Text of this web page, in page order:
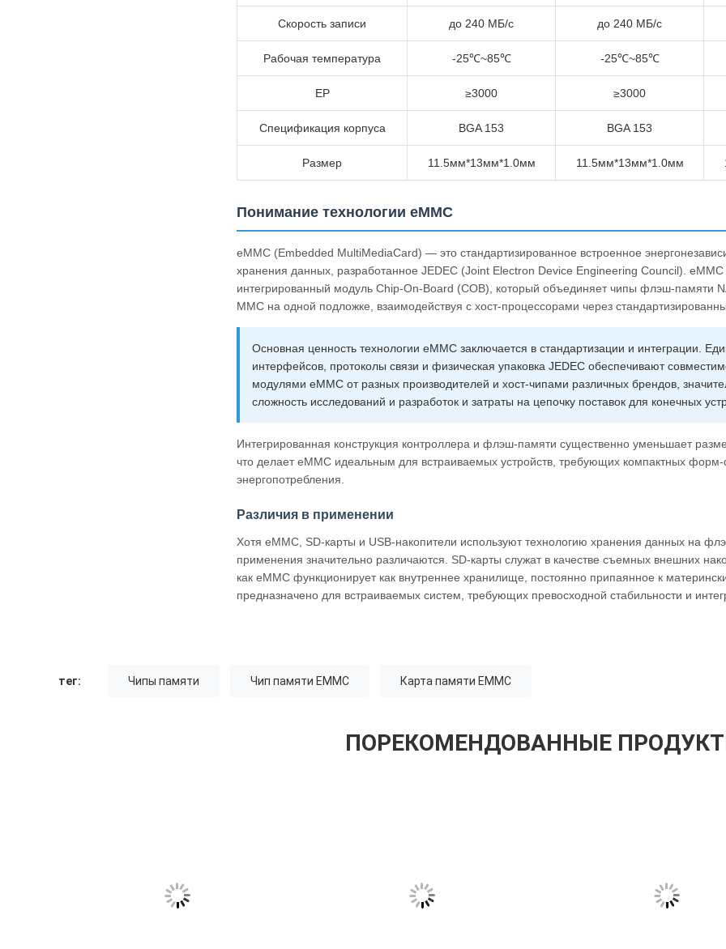
Скорость записи до 240 МБ/с до 240 МБ/с
Рабочая температура -25℃~85℃ -25℃~85℃
EP ≥3000 ≥3000
Спецификация корпуса BGA 153 BGA 153
Размер 11.5мм*13мм*1.0мм 11.5мм*13мм*1.0мм
Понимание технологии eMMC
eMMC (Embedded MultiMediaCard) — это стандартизированное встроенное
хранения данных, разработанное JEDEC (Joint Electron Device Engineering Council). eMMC
интегрированный модуль Chip-On-Board (COB), который объединяет чипы флэш-памяти
MMC на одной подложке, взаимодействуя с хост-процессорами через
Основная ценность технологии eMMC заключается в стандартизации и интеграции.
интерфейсов, протоколы связи и физическая упаковка JEDEC обеспечивают
модулями eMMC от разных производителей и хост-чипами различных брендов,
сложность исследований и разработок и затраты на цепочку поставок для конечных
Интегрированная конструкция контроллера и флэш-памяти существенно уменьшает
что делает eMMC идеальным для встраиваемых устройств, требующих компактных форм-
энергопотребления.
Различия в применении
Хотя eMMC, SD-карты и USB-накопители используют технологию хранения данных на
применения значительно различаются. SD-карты служат в качестве съемных внешних
как eMMC функционирует как внутреннее хранилище, постоянно припаянное к
предназначено для встраиваемых систем, требующих превосходной стабильности и
тег: Чипы памяти Чип памяти EMMC Карта памяти EMMC
ПОРЕКОМЕНДОВАННЫЕ